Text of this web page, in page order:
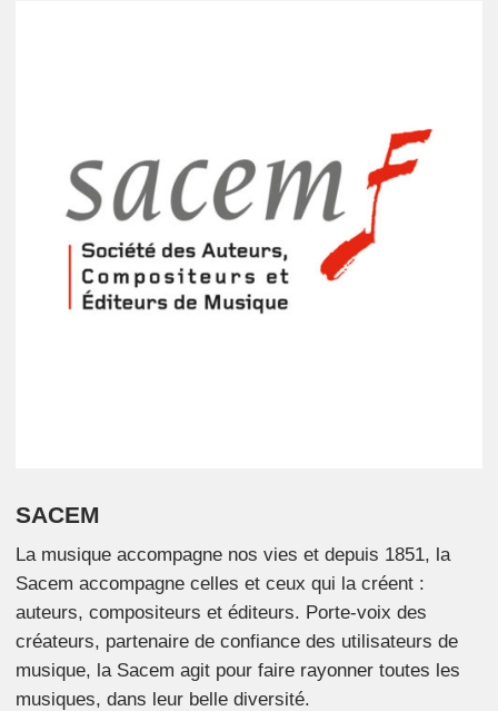
SACEM
La musique accompagne nos vies et depuis 1851, la
Sacem accompagne celles et ceux qui la créent :
auteurs, compositeurs et éditeurs. Porte-voix des
créateurs, partenaire de confiance des utilisateurs de
musique, la Sacem agit pour faire rayonner toutes les
musiques, dans leur belle diversité.